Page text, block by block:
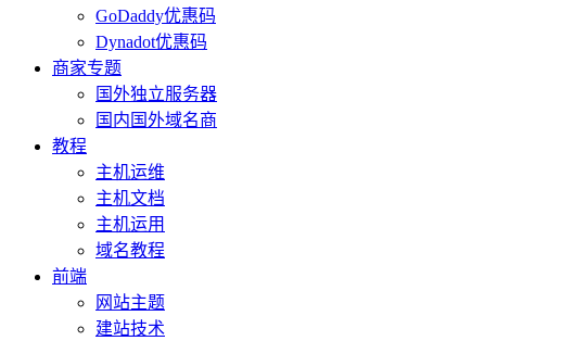
GoDaddy优惠码
Dynadot优惠码
商家专题
国外独立服务器
国内国外域名商
教程
主机运维
主机文档
主机运用
域名教程
前端
网站主题
建站技术